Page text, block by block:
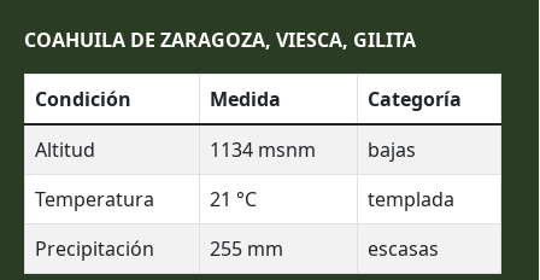
COAHUILA DE ZARAGOZA, VIESCA, GILITA
Condición Medida
Categoría
Altitud
1134 msnm
bajas
Temperatura
21 °C
templada
Precipitación
255 mm escasas